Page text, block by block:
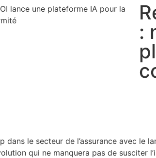
:
le secteur de l’assurance avec le
qui ne manquera pas de susciter